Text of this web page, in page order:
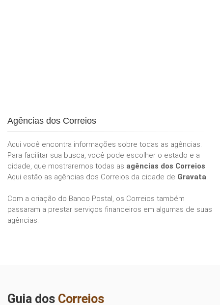
Agências dos Correios
Aqui você encontra informações sobre todas as agências.
Para facilitar sua busca, você pode escolher o estado e a
cidade, que mostraremos todas as agências dos Correios.
Aqui estão as agências dos Correios da cidade de Gravata.
Com a criação do Banco Postal, os Correios também
passaram a prestar serviços financeiros em algumas de suas
agências.
Guia dos Correios